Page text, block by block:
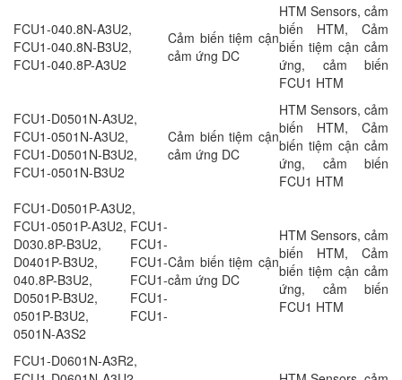
FCU1-040.8N-A3U2,
FCU1-040.8N-B3U2,
FCU1-040.8P-A3U2
Cảm biến tiệm cận
cảm ứng DC
HTM Sensors, cảm
biến HTM, Cảm
biến tiệm cận cảm
ứng, cảm biến
FCU1 HTM
FCU1-D0501N-A3U2,
FCU1-0501N-A3U2,
FCU1-D0501N-B3U2,
FCU1-0501N-B3U2
Cảm biến tiệm cận
cảm ứng DC
HTM Sensors, cảm
biến HTM, Cảm
biến tiệm cận cảm
ứng, cảm biến
FCU1 HTM
FCU1-D0501P-A3U2,
FCU1-0501P-A3U2, FCU1-
D030.8P-B3U2, FCU1-
D0401P-B3U2, FCU1-
040.8P-B3U2, FCU1-
D0501P-B3U2, FCU1-
0501P-B3U2, FCU1-
0501N-A3S2
Cảm biến tiệm cận
cảm ứng DC
HTM Sensors, cảm
biến HTM, Cảm
biến tiệm cận cảm
ứng, cảm biến
FCU1 HTM
FCU1-D0601N-A3R2,